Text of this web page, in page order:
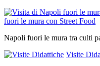
fuori le mura con Street Food
Napoli fuori le mura tra culti
Visite